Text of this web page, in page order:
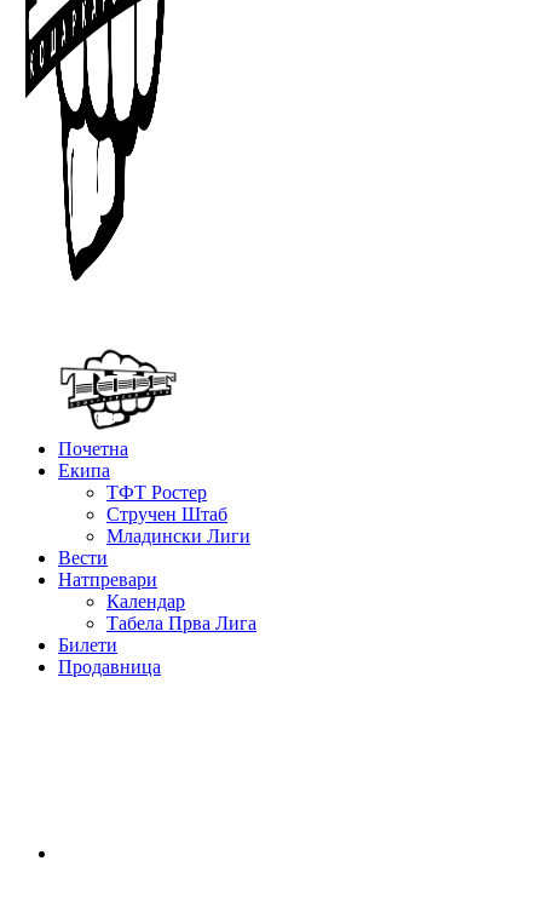
Почетна
Екипа
ТФТ Ростер
Стручен Штаб
Младински Лиги
Вести
Натпревари
Календар
Табела Прва Лига
Билети
Продавница